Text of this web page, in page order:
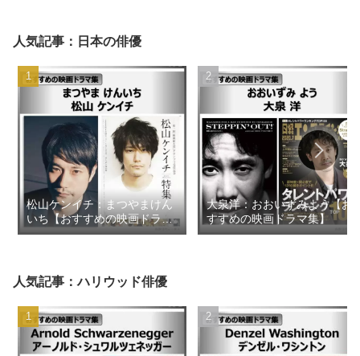
人気記事：日本の俳優
松山ケンイチ：まつやまけん
いち【おすすめの映画ドラマ
集】
大泉洋：おおいずみよう【お
すすめの映画ドラマ集】
人気記事：ハリウッド俳優